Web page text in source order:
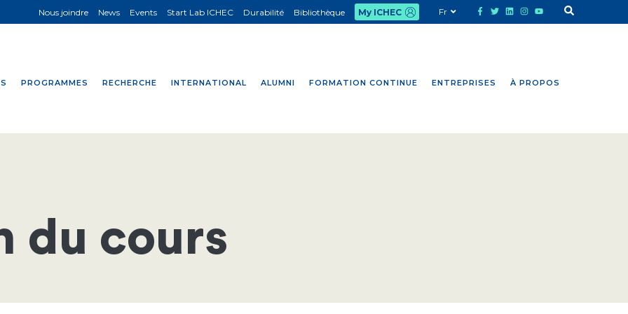
PROGRAMMES RECHERCHE INTERNATIONAL ALUMNI FORMATION CONTINUE ENTREPRISES À PROPOS
Nous joindre News Events Start Lab ICHEC Durabilité Bibliothèque My ICHEC Fr
du cours